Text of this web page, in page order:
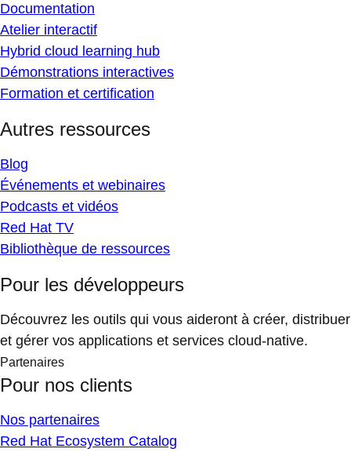
Documentation
Atelier interactif
Hybrid cloud learning hub
Démonstrations interactives
Formation et certification
Autres ressources
Blog
Événements et webinaires
Podcasts et vidéos
Red Hat TV
Bibliothèque de ressources
Pour les développeurs
Découvrez les outils qui vous aideront à créer, distribuer
et gérer vos applications et services cloud-native.
Partenaires
Pour nos clients
Nos partenaires
Red Hat Ecosystem Catalog